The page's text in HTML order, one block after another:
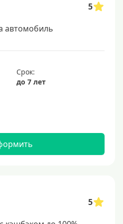
5
автомобиль
Срок:
до 7 лет
5